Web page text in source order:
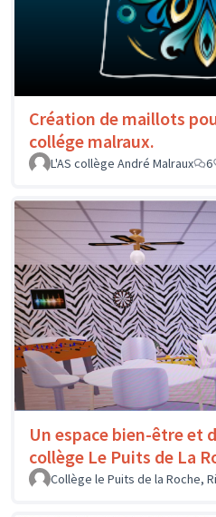
Création de maillots
collége malraux.
L'AS collège André Malraux
6
Un espace bien-être et
collège Le Puits de La
Collège le Puits de la Roche,